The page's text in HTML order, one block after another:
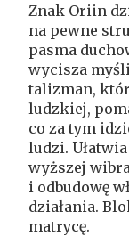
Znak Oriin
na pewne
pasma
wycisza
talizman,
ludzkiej,
co za tym
ludzi.
wyższej
i odbudowę
działania.
matrycę.